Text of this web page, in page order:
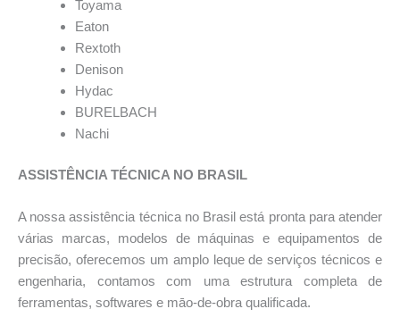
Toyama
Eaton
Rextoth
Denison
Hydac
BURELBACH
Nachi
ASSISTÊNCIA TÉCNICA NO BRASIL
A nossa assistência técnica no Brasil está pronta para atender
várias marcas, modelos de máquinas e equipamentos de
precisão, oferecemos um amplo leque de serviços técnicos e
engenharia, contamos com uma estrutura completa de
ferramentas, softwares e māo-de-obra qualificada.